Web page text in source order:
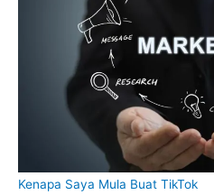
Kenapa Saya Mula Buat TikTok